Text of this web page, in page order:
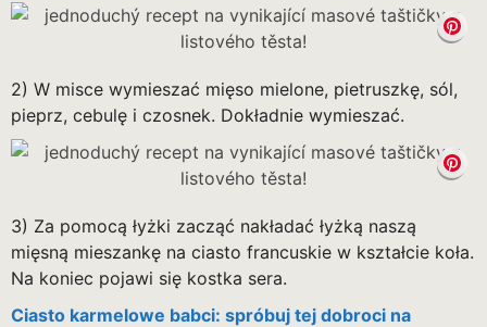
2) W misce wymieszać mięso mielone, pietruszkę, sól,
pieprz, cebulę i czosnek. Dokładnie wymieszać.
3) Za pomocą łyżki zacząć nakładać łyżką naszą
mięsną mieszankę na ciasto francuskie w kształcie koła.
Na koniec pojawi się kostka sera.
Ciasto karmelowe babci: spróbuj tej dobroci na